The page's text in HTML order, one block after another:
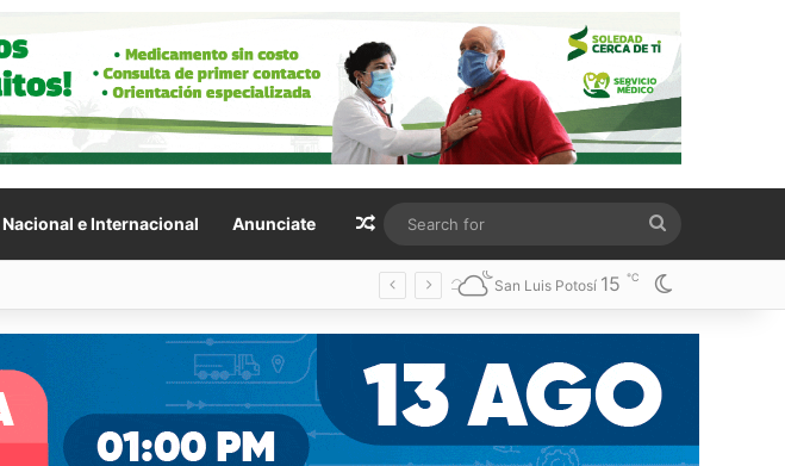
Nacional e Internacional Anunciate Random Article
for
San Luis Potosí 15 ℃